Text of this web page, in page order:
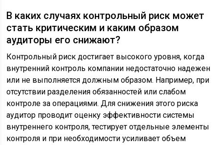
В каких случаях контрольный риск может
стать критическим и каким образом
аудиторы его снижают?
Контрольный риск достигает высокого уровня, когда
внутренний контроль компании недостаточно надежен
или не выполняется должным образом. Например, при
отсутствии разделения обязанностей или слабом
контроле за операциями. Для снижения этого риска
аудитор проводит оценку эффективности системы
внутреннего контроля, тестирует отдельные элементы
контроля и при необходимости усиливает объем